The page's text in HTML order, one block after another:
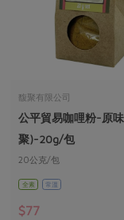
馥聚有限公司
公平貿易咖哩粉-原
聚)-20g/包
20公克/包
全素 常溫
$77